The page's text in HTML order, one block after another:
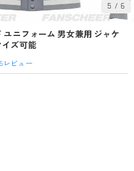
5 / 6
ニフォーム 男女兼用 ジャケ
イズ可能
5 レビュー